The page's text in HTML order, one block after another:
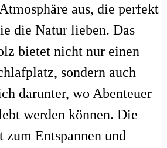
aus, die perfekt
die Natur lieben. Das
bietet nicht nur einen
sondern auch
darunter, wo Abenteuer
werden können. Die
zum Entspannen und